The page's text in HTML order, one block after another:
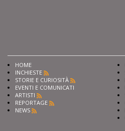
HOME
INCHIESTE
STORIE E CURIOSITÀ
EVENTI E COMUNICATI
ARTISTI
REPORTAGE
NEWS